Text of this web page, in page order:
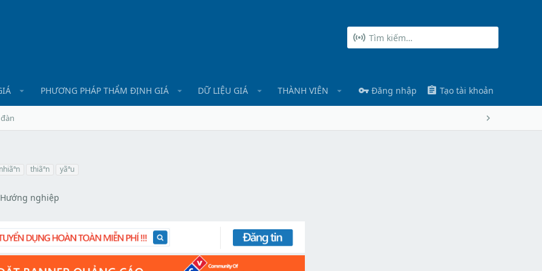
PHƯƠNG PHÁP THẨM ĐỊNH GIÁ DỮ LIỆU GIÁ THÀNH VIÊN Đăng nhập Tạo tài khoản
nhiãªn thiãªn yãªu
nghiệp